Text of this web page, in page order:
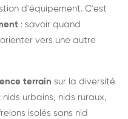
d'équipement. C'est
: savoir quand
vers une autre
terrain sur la diversité
urbains, nids ruraux,
isolés sans nid